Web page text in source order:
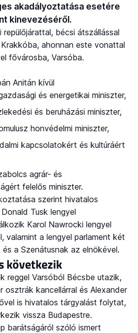
akadályoztatása esetére
kinevezéséről.
bécsi átszállással
ahonnan este vonattal
fővárosba, Varsóba.
Anitán kívül
és energetikai miniszter,
és beruházási miniszter,
honvédelmi miniszter,
kapcsolatokért és kultúráért
agrár- és
felelős miniszter.
szerint hivatalos
Tusk lengyel
Karol Nawrocki lengyel
valamint a lengyel parlament két
a Szenátusnak az elnökével.
következik
reggel Varsóból Bécsbe utazik,
osztrák kancellárral és Alexander
is hivatalos tárgyalást folytat,
vissza Budapestre.
barátságáról szóló ismert